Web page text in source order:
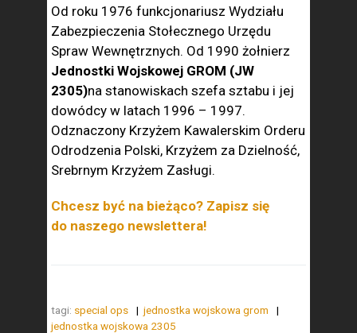
Od roku 1976 funkcjonariusz Wydziału
Zabezpieczenia Stołecznego Urzędu
Spraw Wewnętrznych. Od 1990 żołnierz
Jednostki Wojskowej GROM (JW
2305)na stanowiskach szefa sztabu i jej
dowódcy w latach 1996 – 1997.
Odznaczony Krzyżem Kawalerskim Orderu
Odrodzenia Polski, Krzyżem za Dzielność,
Srebrnym Krzyżem Zasługi.
Chcesz być na bieżąco? Zapisz się
do naszego newslettera!
tagi: special ops
jednostka wojskowa grom
jednostka wojskowa 2305